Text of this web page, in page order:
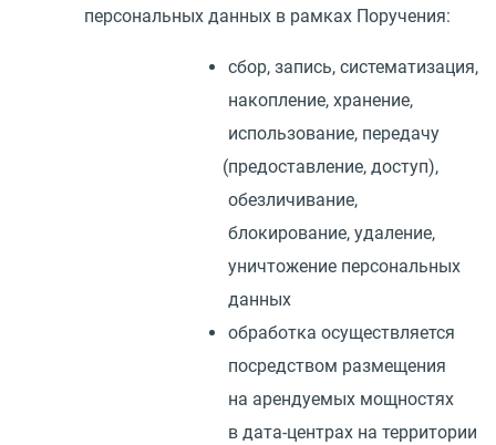
персональных данных в рамках Поручения:
сбор, запись, систематизация,
накопление, хранение,
использование, передачу
(предоставление, доступ),
обезличивание,
блокирование, удаление,
уничтожение персональных
данных
обработка осуществляется
посредством размещения
на арендуемых мощностях
в дата-центрах на территории